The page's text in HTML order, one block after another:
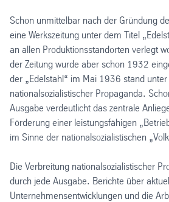
Schon unmittelbar nach der Gründung
eine Werkszeitung unter dem Titel
an allen Produktionsstandorten verlegt
der Zeitung wurde aber schon 1932
der „Edelstahl“ im Mai 1936 stand
nationalsozialistischer Propaganda.
Ausgabe verdeutlicht das zentrale
Förderung einer leistungsfähigen
im Sinne der nationalsozialistischen
Die Verbreitung nationalsozialistischer
durch jede Ausgabe. Berichte über
Unternehmensentwicklungen und die